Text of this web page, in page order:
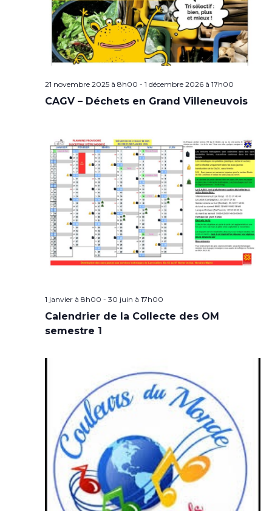
21 novembre 2025 à 8h00 - 1 décembre 2026 à 17h00
CAGV – Déchets en Grand Villeneuvois
1 janvier à 8h00 - 30 juin à 17h00
Calendrier de la Collecte des OM
semestre 1